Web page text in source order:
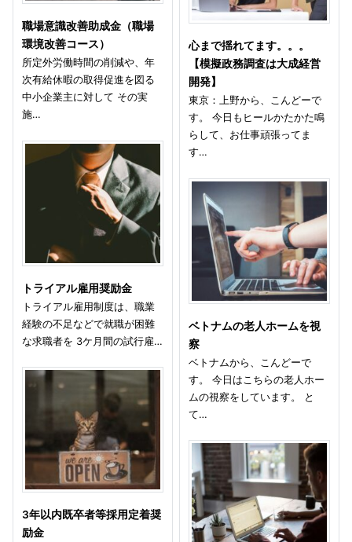
職場意識改善助成金（職場
環境改善コース）
所定外労働時間の削減や、年
次有給休暇の取得促進を図る
中小企業主に対して その実
施…
トライアル雇用奨励金
トライアル雇用制度は、職業
経験の不足などで就職が困難
な求職者を 3ケ月間の試行雇…
3年以内既卒者等採用定着奨
励金
心まで揺れてます。。。
【模擬政務調査は大成経営
開発】
東京：上野から、こんどーで
す。 今日もヒールかたかた鳴
らして、お仕事頑張ってま
す…
ベトナムの老人ホームを視
察
ベトナムから、こんどーで
す。 今日はこちらの老人ホー
ムの視察をしています。 と
て…